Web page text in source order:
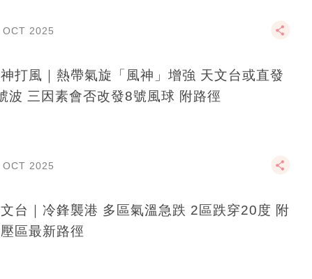
OCT 2025
打風｜熱帶氣旋「風神」增強 天文台或直發
波 三因素會否改發8號風球 附路徑
OCT 2025
台｜冷鋒襲港 多區氣溫急跌 2區跌穿20度 附
區最新路徑